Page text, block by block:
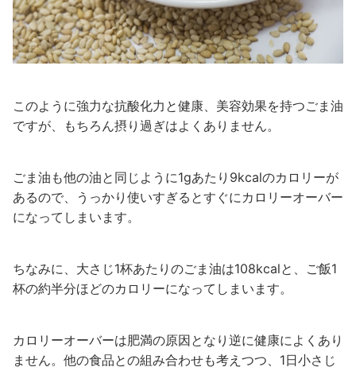
このように強力な抗酸化力と健康、美容効果を持つごま油
ですが、もちろん摂り過ぎはよくありません。
ごま油も他の油と同じように1gあたり9kcalのカロリーが
あるので、うっかり使いすぎるとすぐにカロリーオーバー
になってしまいます。
ちなみに、大さじ1杯あたりのごま油は108kcalと、ご飯1
杯の約半分ほどのカロリーになってしまいます。
カロリーオーバーは肥満の原因となり逆に健康によくあり
ません。他の食品との組み合わせも考えつつ、1日小さじ